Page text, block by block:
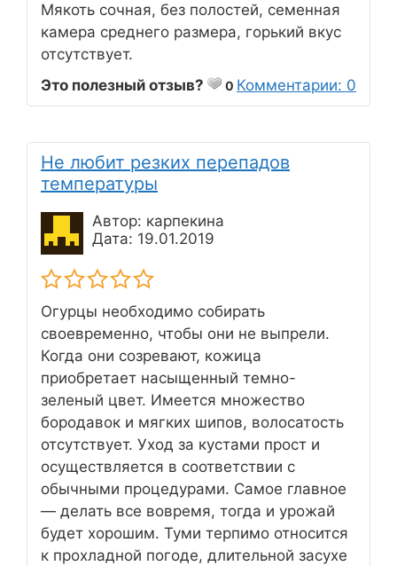
Мякоть сочная, без полостей, семенная
камера среднего размера, горький вкус
отсутствует.
Это полезный отзыв?
0 Комментарии: 0
Не любит резких перепадов
температуры
Автор: карпекина
Дата: 19.01.2019
Огурцы необходимо собирать
своевременно, чтобы они не выпрели.
Когда они созревают, кожица
приобретает насыщенный темно-
зеленый цвет. Имеется множество
бородавок и мягких шипов, волосатость
отсутствует. Уход за кустами прост и
осуществляется в соответствии с
обычными процедурами. Самое главное
— делать все вовремя, тогда и урожай
будет хорошим. Туми терпимо относится
к прохладной погоде, длительной засухе